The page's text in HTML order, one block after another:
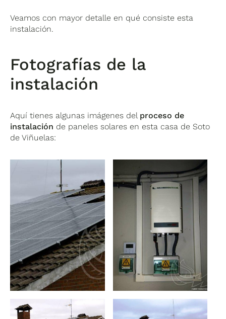
Veamos con mayor detalle en qué consiste esta
instalación.
Fotografías de la
instalación
Aquí tienes algunas imágenes del proceso de
instalación de paneles solares en esta casa de Soto
de Viñuelas: